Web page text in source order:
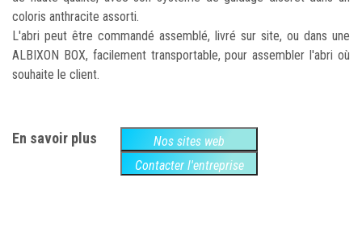
coloris anthracite assorti.
L'abri peut être commandé assemblé, livré sur site, ou dans une
ALBIXON BOX, facilement transportable, pour assembler l'abri où
souhaite le client.
En savoir plus
Nos sites web
Contacter l'entreprise